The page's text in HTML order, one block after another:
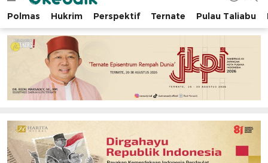
Okebaik.id
Baiknya Dibaca
Polmas Hukrim Perspektif Ternate Pulau Taliabu